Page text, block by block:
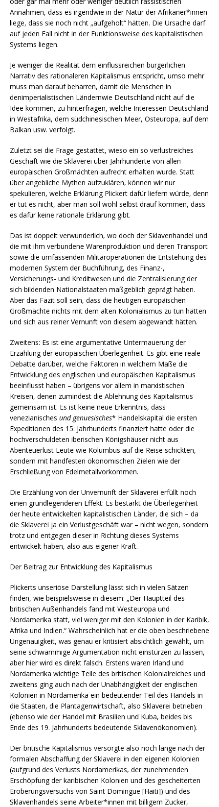
Annahmen, dass es irgendwie in der Natur der Afrikaner*innen
liege, dass sie noch nicht „aufgeholt“ hätten. Die Ursache darf
auf jeden Fall nicht in der Funktionsweise des kapitalistischen
Systems liegen.
Je weniger die Realität dem einflussreichen bürgerlichen
Narrativ des rationaleren Kapitalismus entspricht, umso mehr
muss man darauf beharren, damit die Menschen in
denimperialistischen Ländernwie Deutschland nicht auf die
Idee kommen, zu hinterfragen, welche Interessen Deutschland
in Westafrika, dem südchinesischen Meer, Osteuropa, auf dem
Balkan usw. verfolgt.
Zuletzt sei die Frage gestattet, wieso ein so verlustreiches
Geschäft wie die Sklaverei über Jahrhunderte von allen
europäischen Großmächten aufrecht erhalten wurde. Statt
über angebliche Mythen aufzuklären, können wir nur
spekulieren, welche Erklärung Plickert dafür liefern würde, denn
er tut es nicht, aber man soll wohl selbst drauf kommen, dass
es dafür keine rationale Erklärung gibt.
Das ist doppelt verwunderlich, wo doch der Sklavenhandel und
die mit ihm verbundene Warenproduktion und deren Transport
sowie die umfassenden Militäroperationen die Entstehung des
modernen System der Buchführung, des Finanz-,
Versicherungs- und Kreditwesen und die Zentralisierung der
sich bildenden Nationalstaaten maßgeblich geprägt haben.
Aber das Fazit soll sein, dass die heutigen europäischen
Großmächte nichts mit dem alten Kolonialismus zu tun hätten
und sich aus reiner Vernunft von diesem abgewandt hätten.
Zweitens: Es ist eine argumentative Untermauerung der
Erzählung der europäischen Überlegenheit. Es gibt eine reale
Debatte darüber, welche Faktoren in welchem Maße die
Entwicklung des englischen und europäischen Kapitalismus
beeinflusst haben – übrigens vor allem in marxistischen
Kreisen, denen zumindest die Ablehnung des Kapitalismus
gemeinsam ist. Es ist keine neue Erkenntnis, dass
venezianisches und genuesisches* Handelskapital die ersten
Expeditionen des 15. Jahrhunderts finanziert hatte oder die
hochverschuldeten iberischen Königshäuser nicht aus
Abenteuerlust Leute wie Kolumbus auf die Reise schickten,
sondern mit handfesten ökonomischen Zielen wie der
Erschließung von Edelmetallvorkommen.
Die Erzählung von der Unvernunft der Sklaverei erfüllt noch
einen grundlegenderen Effekt: Es bestärkt die Überlegenheit
der heute entwickelten kapitalistischen Länder, die sich – da
die Sklaverei ja ein Verlustgeschäft war – nicht wegen, sondern
trotz und entgegen dieser in Richtung dieses Systems
entwickelt haben, also aus eigener Kraft.
Der Beitrag zur Entwicklung des Kapitalismus
Plickerts unseriöse Darstellung lässt sich in vielen Sätzen
finden, wie beispielsweise in diesem: „Der Hauptteil des
britischen Außenhandels fand mit Westeuropa und
Nordamerika statt, viel weniger mit den Kolonien in der Karibik,
Afrika und Indien.“ Wahrscheinlich hat er die oben beschriebene
Ungenauigkeit, was genau er kritisiert absichtlich gewählt, um
seine schwammige Argumentation nicht einstürzen zu lassen,
aber hier wird es direkt falsch. Erstens waren Irland und
Nordamerika wichtige Teile des britischen Kolonialreiches und
zweitens ging auch nach der Unabhängigkeit der englischen
Kolonien in Nordamerika ein bedeutender Teil des Handels in
die Staaten, die Plantagenwirtschaft, also Sklaverei betrieben
(ebenso wie der Handel mit Brasilien und Kuba, beides bis
Ende des 19. Jahrhunderts bedeutende Sklavenökonomien).
Der britische Kapitalismus versorgte also noch lange nach der
formalen Abschaffung der Sklaverei in den eigenen Kolonien
(aufgrund des Verlusts Nordamerikas, der zunehmenden
Erschöpfung der karibischen Kolonien und des gescheiterten
Eroberungsversuchs von Saint Domingue [Haiti]) und des
Sklavenhandels seine Arbeiter*innen mit billigem Zucker,